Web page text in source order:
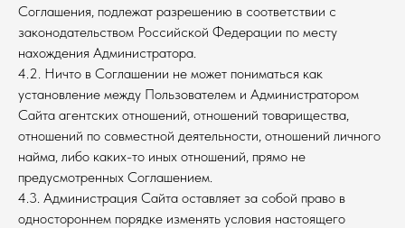
Соглашения, подлежат разрешению в соответствии с
законодательством Российской Федерации по месту
нахождения Администратора.
4.2. Ничто в Соглашении не может пониматься как
установление между Пользователем и Администратором
Сайта агентских отношений, отношений товарищества,
отношений по совместной деятельности, отношений личного
найма, либо каких-то иных отношений, прямо не
предусмотренных Соглашением.
4.3. Администрация Сайта оставляет за собой право в
одностороннем порядке изменять условия настоящего